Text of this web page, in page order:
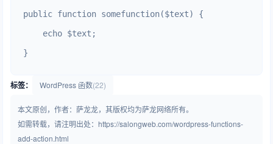
public function somefunction($text) {
    echo $text;
}
标签： WordPress 函数(22)
本文原创，作者：萨龙龙，其版权均为萨龙网络所有。
如需转载，请注明出处：https://salongweb.com/wordpress-functions-
add-action.html